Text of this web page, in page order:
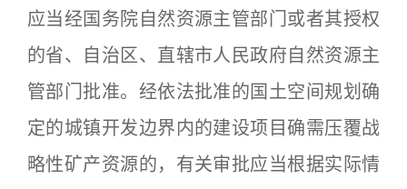
应当经国务院自然资源主管部门或者其授权
的省、自治区、直辖市人民政府自然资源主
管部门批准。经依法批准的国土空间规划确
定的城镇开发边界内的建设项目确需压覆战
略性矿产资源的，有关审批应当根据实际情